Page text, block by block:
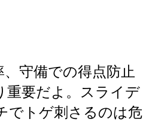
、守備での得点防止
重要だよ。スライデ
でトゲ刺さるのは危